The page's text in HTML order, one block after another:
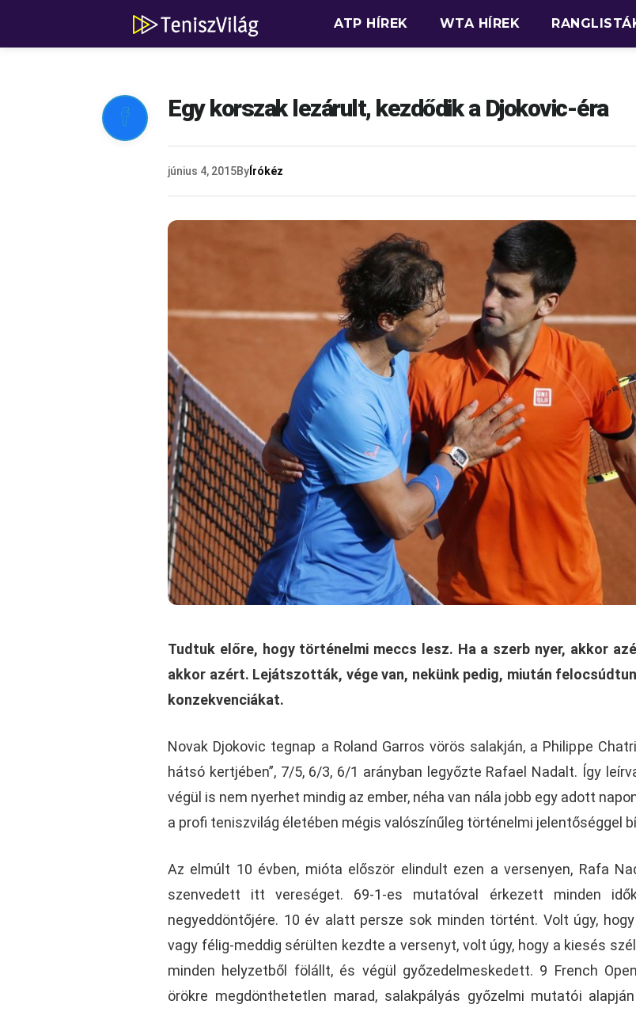
ATP HÍREK WTA HÍREK
 Egy korszak lezárult, kezdődik a Djokovic-éra
június 4, 2015By Írókéz
Tudtuk előre, hogy történelmi meccs lesz. Ha a szerb nyer, akkor
akkor azért. Lejátszották, vége van, nekünk pedig, miután
konzekvenciákat.
Novak Djokovic tegnap a Roland Garros vörös salakján, a Philippe
hátsó kertjében”, 7/5, 6/3, 6/1 arányban legyőzte Rafael Nadalt. Így
végül is nem nyerhet mindig az ember, néha van nála jobb egy adott
a profi teniszvilág életében mégis valószínűleg történelmi jelentőséggel
Az elmúlt 10 évben, mióta először elindult ezen a versenyen, Rafa
szenvedett itt vereséget. 69-1-es mutatóval érkezett minden
negyeddöntőjére. 10 év alatt persze sok minden történt. Volt úgy,
vagy félig-meddig sérülten kezdte a versenyt, volt úgy, hogy a kiesés
minden helyzetből fölállt, és végül győzedelmeskedett. 9 French
örökre megdönthetetlen marad, salakpályás győzelmi mutatói